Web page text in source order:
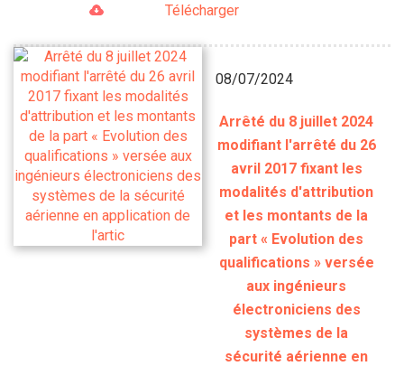
Télécharger
08/07/2024
Arrêté du 8 juillet 2024
modifiant l'arrêté du 26
avril 2017 fixant les
modalités d'attribution
et les montants de la
part « Evolution des
qualifications » versée
aux ingénieurs
électroniciens des
systèmes de la
sécurité aérienne en